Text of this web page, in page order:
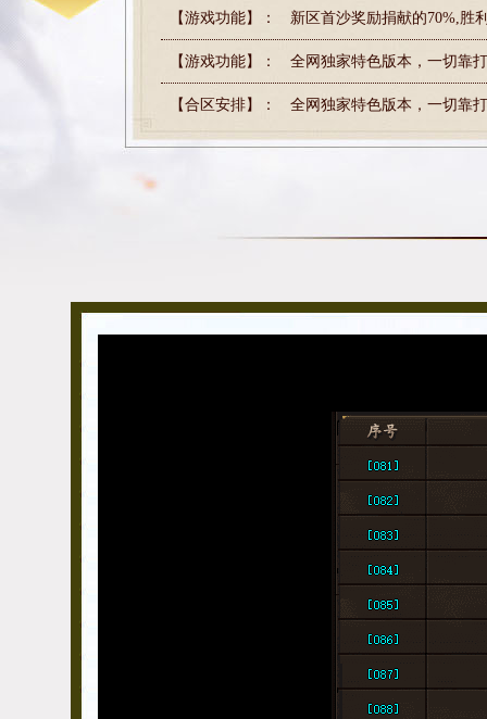
【游戏功能】： 新区首沙奖励捐献的70%,胜
【游戏功能】： 全网独家特色版本，一切靠
【合区安排】： 全网独家特色版本，一切靠
【合区安排】： 全网独家特色版本，一切靠